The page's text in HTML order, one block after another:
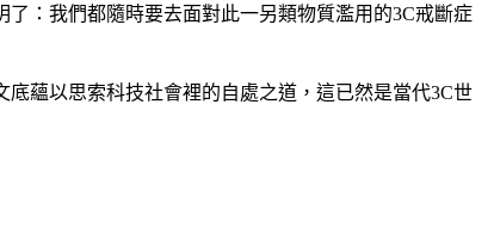
：我們都隨時要去面對此一另類物質濫用的3C戒斷症
蘊以思索科技社會裡的自處之道，這已然是當代3C世